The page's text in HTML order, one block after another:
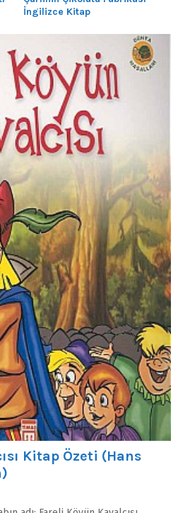
İngilizce Kitap
Kitap Özeti (Hans